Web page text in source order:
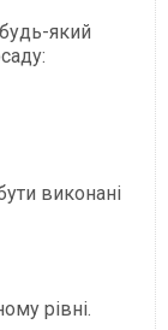
який
виконані
рівні.